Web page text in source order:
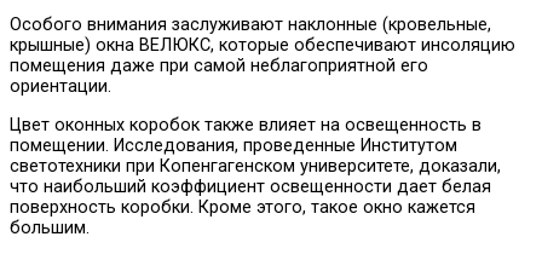
Особого внимания заслуживают наклонные (кровельные,
крышные) окна ВЕЛЮКС, которые обеспечивают инсоляцию
помещения даже при самой неблагоприятной его
ориентации.
Цвет оконных коробок также влияет на освещенность в
помещении. Исследования, проведенные Институтом
светотехники при Копенгагенском университете, доказали,
что наибольший коэффициент освещенности дает белая
поверхность коробки. Кроме этого, такое окно кажется
большим.